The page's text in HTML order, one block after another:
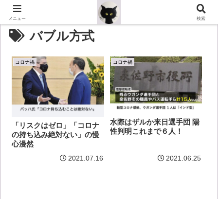
バブル方式
コロナ禍
「リスクはゼロ」「コロナ
の持ち込み絶対ない」の慢
心漫然
2021.07.16
コロナ禍
水際はザルか来日選手団 陽
性判明これまで６人！
2021.06.25
メニュー 検索